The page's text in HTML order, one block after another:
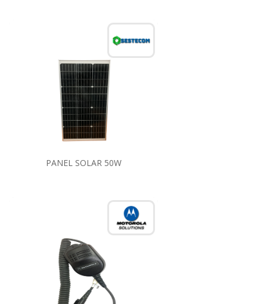
PANEL SOLAR 50W